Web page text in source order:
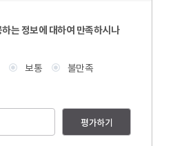
는 정보에 대하여 만족하시나
보통
불만족
평가하기